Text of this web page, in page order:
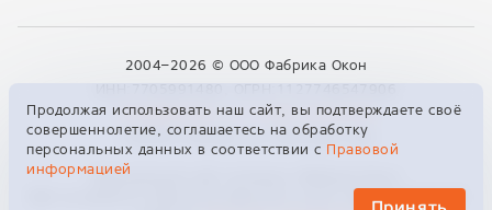
Продолжая использовать наш сайт, вы подтверждаете своё
совершеннолетие, соглашаетесь на обработку
персональных данных в соответствии с Правовой
информацией
2004–2026 © ООО Фабрика Окон
ИНН:7705991480, ОГРН:1127746547906
info@fabrikon.ru +7 495 229 00 09
129329, Москва, ул. Кольская, 2к4
Официальный сайт компании «Фабрика Окон»
Сайт не является публичной офертой и носит информационный